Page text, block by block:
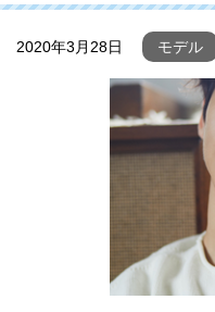
2020年3月28日 モデル